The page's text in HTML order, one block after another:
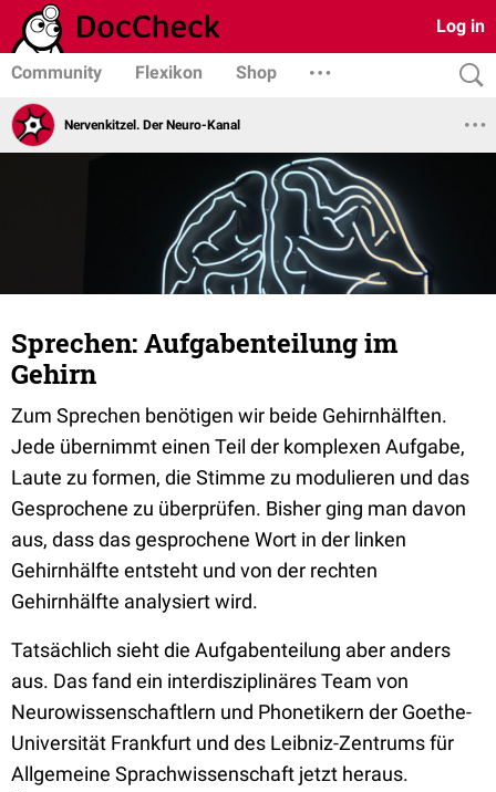
Log in
Community Flexikon Shop
Nervenkitzel. Der Neuro-Kanal
Sprechen: Aufgabenteilung im
Gehirn
Zum Sprechen benötigen wir beide Gehirnhälften.
Jede übernimmt einen Teil der komplexen Aufgabe,
Laute zu formen, die Stimme zu modulieren und das
Gesprochene zu überprüfen. Bisher ging man davon
aus, dass das gesprochene Wort in der linken
Gehirnhälfte entsteht und von der rechten
Gehirnhälfte analysiert wird.
Tatsächlich sieht die Aufgabenteilung aber anders
aus. Das fand ein interdisziplinäres Team von
Neurowissenschaftlern und Phonetikern der Goethe-
Universität Frankfurt und des Leibniz-Zentrums für
Allgemeine Sprachwissenschaft jetzt heraus.